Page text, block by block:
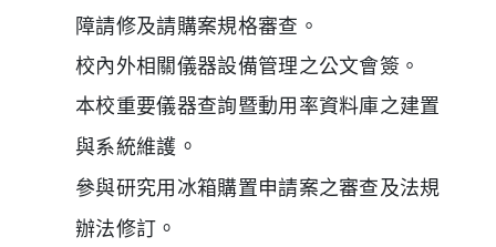
障請修及請購案規格審查。
校內外相關儀器設備管理之公文會簽。
本校重要儀器查詢暨動用率資料庫之建置
與系統維護 。
參與研究用冰箱購置申請案之審查及法規
辦法修訂 。